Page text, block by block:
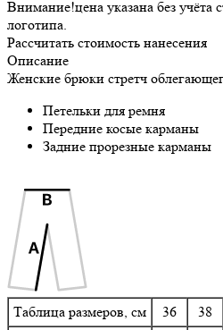
Внимание!цена указана без учёта
логотипа.
Рассчитать стоимость нанесения
Описание
Женские брюки стретч
Петельки для ремня
Передние косые карманы
Задние прорезные карманы
Таблица размеров, см 36 38